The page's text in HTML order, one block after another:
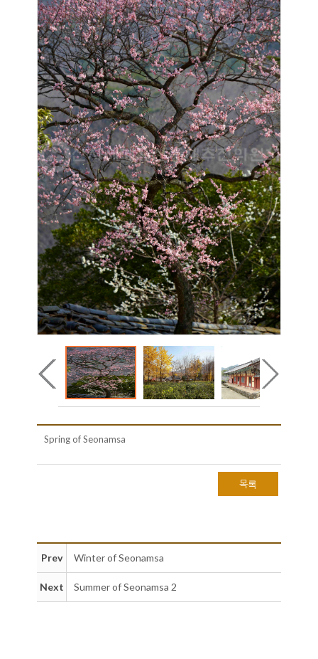
Spring of Seonamsa
목록
Prev Winter of Seonamsa
Next Summer of Seonamsa 2